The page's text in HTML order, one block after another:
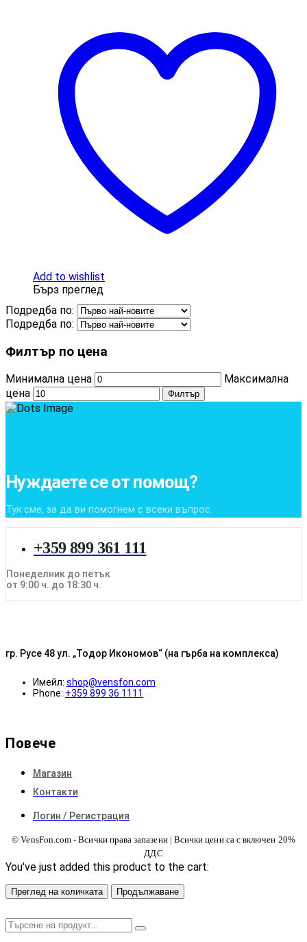
Add to wishlist
Бърз преглед
Подредба по:
Подредба по:
Филтър по цена
Минимална цена
Максимална
цена
Филтър
Нуждаете се от помощ?
Тук сме, за да ви помогнем с всеки въпрос.
+359 899 361 111
Понеделник до петък
от 9:00 ч. до 18:30 ч.
гр. Русе 48 ул. „Тодор Икономов“ (на гърба на комплекса)
Имейл: shop@vensfon.com
Phone: +359 899 36 1111
Повече
Магазин
Контакти
Логин / Регистрация
© VensFon.com - Всички права запазени | Всички цени са с включен 20%
ДДС
You've just added this product to the cart:
Преглед на количката Продължаване